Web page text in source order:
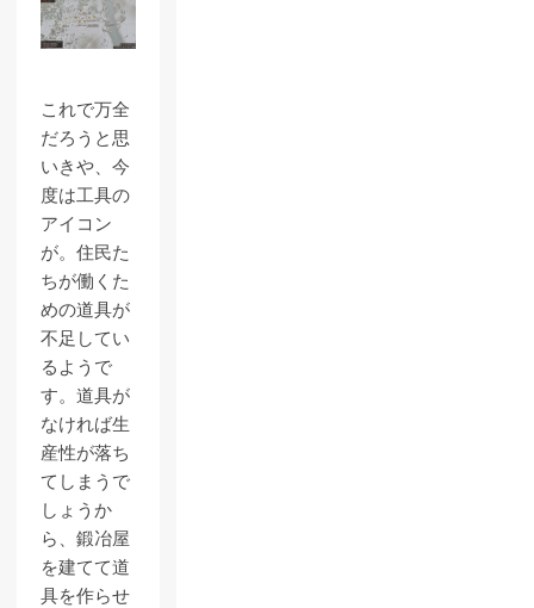
これで万全
だろうと思
いきや、今
度は工具の
アイコン
が。住民た
ちが働くた
めの道具が
不足してい
るようで
す。道具が
なければ生
産性が落ち
てしまうで
しょうか
ら、鍛冶屋
を建てて道
具を作らせ